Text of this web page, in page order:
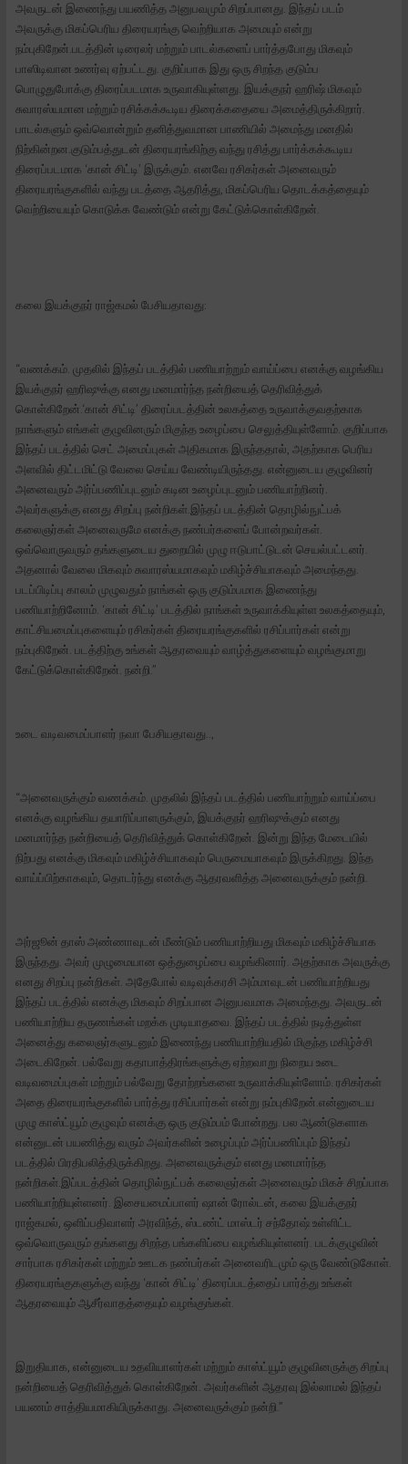
அவருடன் இணைந்து பயணித்த அனுபவமும் சிறப்பானது. இந்தப் படம்
அவருக்கு மிகப்பெரிய திரையரங்கு வெற்றியாக அமையும் என்று
நம்புகிறேன்.படத்தின் டிரைலர் மற்றும் பாடல்களைப் பார்த்தபோது மிகவும்
பாஸிடிவான உணர்வு ஏற்பட்டது. குறிப்பாக இது ஒரு சிறந்த குடும்ப
பொழுதுபோக்கு திரைப்படமாக உருவாகியுள்ளது. இயக்குநர் ஹரிஷ் மிகவும்
சுவாரஸ்யமான மற்றும் ரசிக்கக்கூடிய திரைக்கதையை அமைத்திருக்கிறார்.
பாடல்களும் ஒவ்வொன்றும் தனித்துவமான பாணியில் அமைந்து மனதில்
நிற்கின்றன.குடும்பத்துடன் திரையரங்கிற்கு வந்து ரசித்து பார்க்கக்கூடிய
திரைப்படமாக ‘கான் சிட்டி’ இருக்கும். எனவே ரசிகர்கள் அனைவரும்
திரையரங்குகளில் வந்து படத்தை ஆதரித்து, மிகப்பெரிய தொடக்கத்தையும்
வெற்றியையும் கொடுக்க வேண்டும் என்று கேட்டுக்கொள்கிறேன்.
கலை இயக்குநர் ராஜ்கமல் பேசியதாவது:
“வணக்கம். முதலில் இந்தப் படத்தில் பணியாற்றும் வாய்ப்பை எனக்கு வழங்கிய
இயக்குநர் ஹரிஷுக்கு எனது மனமார்ந்த நன்றியைத் தெரிவித்துக்
கொள்கிறேன்.‘கான் சிட்டி’ திரைப்படத்தின் உலகத்தை உருவாக்குவதற்காக
நாங்களும் எங்கள் குழுவினரும் மிகுந்த உழைப்பை செலுத்தியுள்ளோம். குறிப்பாக
இந்தப் படத்தில் செட் அமைப்புகள் அதிகமாக இருந்ததால், அதற்காக பெரிய
அளவில் திட்டமிட்டு வேலை செய்ய வேண்டியிருந்தது. என்னுடைய குழுவினர்
அனைவரும் அர்ப்பணிப்புடனும் கடின உழைப்புடனும் பணியாற்றினர்.
அவர்களுக்கு எனது சிறப்பு நன்றிகள்.இந்தப் படத்தின் தொழில்நுட்பக்
கலைஞர்கள் அனைவருமே எனக்கு நண்பர்களைப் போன்றவர்கள்.
ஒவ்வொருவரும் தங்களுடைய துறையில் முழு ஈடுபாட்டுடன் செயல்பட்டனர்.
அதனால் வேலை மிகவும் சுவாரஸ்யமாகவும் மகிழ்ச்சியாகவும் அமைந்தது.
படப்பிடிப்பு காலம் முழுவதும் நாங்கள் ஒரு குடும்பமாக இணைந்து
பணியாற்றினோம். ‘கான் சிட்டி’ படத்தில் நாங்கள் உருவாக்கியுள்ள உலகத்தையும்,
காட்சியமைப்புகளையும் ரசிகர்கள் திரையரங்குகளில் ரசிப்பார்கள் என்று
நம்புகிறேன். படத்திற்கு உங்கள் ஆதரவையும் வாழ்த்துகளையும் வழங்குமாறு
கேட்டுக்கொள்கிறேன். நன்றி.”
உடை வடிவமைப்பாளர் நவா பேசியதாவது..,
“அனைவருக்கும் வணக்கம். முதலில் இந்தப் படத்தில் பணியாற்றும் வாய்ப்பை
எனக்கு வழங்கிய தயாரிப்பாளருக்கும், இயக்குநர் ஹரிஷுக்கும் எனது
மனமார்ந்த நன்றியைத் தெரிவித்துக் கொள்கிறேன். இன்று இந்த மேடையில்
நிற்பது எனக்கு மிகவும் மகிழ்ச்சியாகவும் பெருமையாகவும் இருக்கிறது. இந்த
வாய்ப்பிற்காகவும், தொடர்ந்து எனக்கு ஆதரவளித்த அனைவருக்கும் நன்றி.
அர்ஜூன் தாஸ் அண்ணாவுடன் மீண்டும் பணியாற்றியது மிகவும் மகிழ்ச்சியாக
இருந்தது. அவர் முழுமையான ஒத்துழைப்பை வழங்கினார். அதற்காக அவருக்கு
எனது சிறப்பு நன்றிகள். அதேபோல் வடிவுக்கரசி அம்மாவுடன் பணியாற்றியது
இந்தப் படத்தில் எனக்கு மிகவும் சிறப்பான அனுபவமாக அமைந்தது. அவருடன்
பணியாற்றிய தருணங்கள் மறக்க முடியாதவை. இந்தப் படத்தில் நடித்துள்ள
அனைத்து கலைஞர்களுடனும் இணைந்து பணியாற்றியதில் மிகுந்த மகிழ்ச்சி
அடைகிறேன். பல்வேறு கதாபாத்திரங்களுக்கு ஏற்றவாறு நிறைய உடை
வடிவமைப்புகள் மற்றும் பல்வேறு தோற்றங்களை உருவாக்கியுள்ளோம். ரசிகர்கள்
அதை திரையரங்குகளில் பார்த்து ரசிப்பார்கள் என்று நம்புகிறேன்.என்னுடைய
முழு காஸ்ட்யூம் குழுவும் எனக்கு ஒரு குடும்பம் போன்றது. பல ஆண்டுகளாக
என்னுடன் பயணித்து வரும் அவர்களின் உழைப்பும் அர்ப்பணிப்பும் இந்தப்
படத்தில் பிரதிபலித்திருக்கிறது. அனைவருக்கும் எனது மனமார்ந்த
நன்றிகள்.இப்படத்தின் தொழில்நுட்பக் கலைஞர்கள் அனைவரும் மிகச் சிறப்பாக
பணியாற்றியுள்ளனர். இசையமைப்பாளர் ஷான் ரோல்டன், கலை இயக்குநர்
ராஜ்கமல், ஒளிப்பதிவாளர் அரவிந்த், ஸ்டண்ட் மாஸ்டர் சந்தோஷ் உள்ளிட்ட
ஒவ்வொருவரும் தங்களது சிறந்த பங்களிப்பை வழங்கியுள்ளனர். படக்குழுவின்
சார்பாக ரசிகர்கள் மற்றும் ஊடக நண்பர்கள் அனைவரிடமும் ஒரு வேண்டுகோள்.
திரையரங்குகளுக்கு வந்து ‘கான் சிட்டி’ திரைப்படத்தைப் பார்த்து உங்கள்
ஆதரவையும் ஆசீர்வாதத்தையும் வழங்குங்கள்.
இறுதியாக, என்னுடைய உதவியாளர்கள் மற்றும் காஸ்ட்யூம் குழுவினருக்கு சிறப்பு
நன்றியைத் தெரிவித்துக் கொள்கிறேன். அவர்களின் ஆதரவு இல்லாமல் இந்தப்
பயணம் சாத்தியமாகியிருக்காது. அனைவருக்கும் நன்றி.”